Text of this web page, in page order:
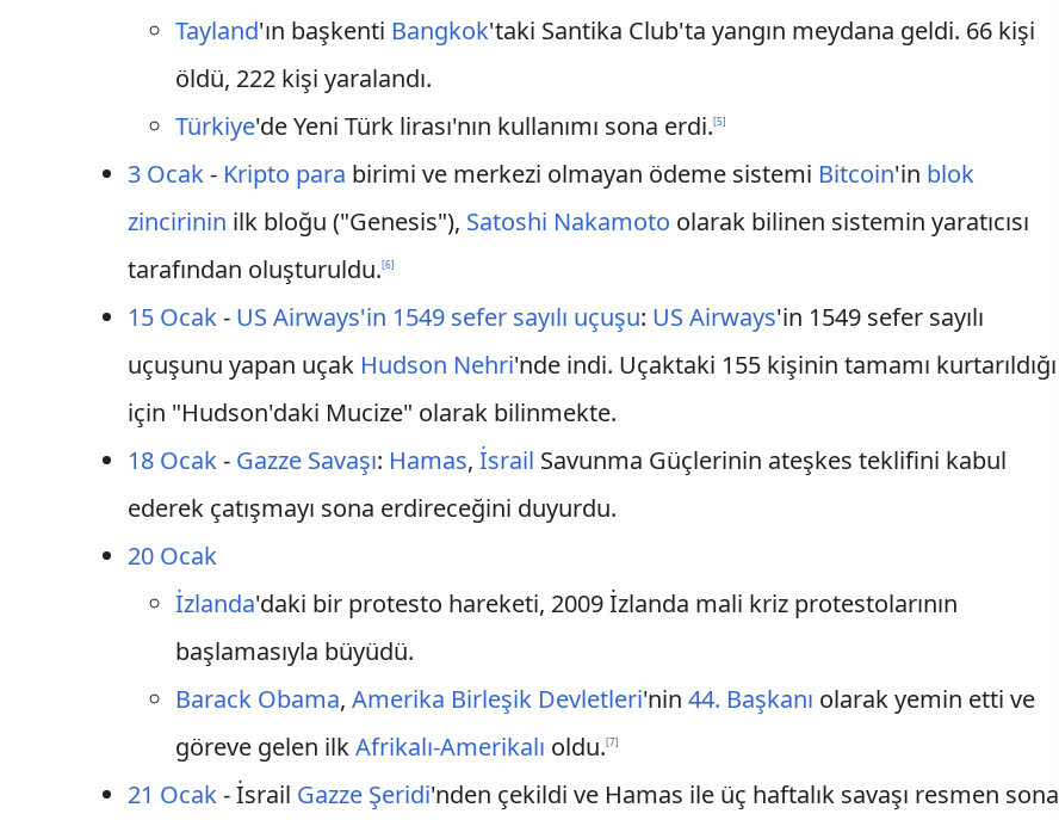
Tayland'ın başkenti Bangkok'taki Santika Club'ta yangın meydana geldi. 66 kişi
öldü, 222 kişi yaralandı.
Türkiye'de Yeni Türk lirası'nın kullanımı sona erdi.[5]
3 Ocak- Kripto para birimi ve merkezi olmayan ödeme sistemi Bitcoin'in blok
zincirinin ilk bloğu ("Genesis"), Satoshi Nakamoto olarak bilinen sistemin yaratıcısı
tarafından oluşturuldu.[6]
15 Ocak- US Airways'in 1549 sefer sayılı uçuşu: US Airways'in 1549 sefer sayılı
uçuşunu yapan uçak Hudson Nehri'nde indi. Uçaktaki 155 kişinin tamamı kurtarıldığı
için "Hudson'daki Mucize" olarak bilinmekte.
18 Ocak- Gazze Savaşı: Hamas,İsrail Savunma Güçlerinin ateşkes teklifini kabul
ederek çatışmayı sona erdireceğini duyurdu.
20 Ocak
İzlanda'daki bir protesto hareketi, 2009 İzlanda mali kriz protestolarının
başlamasıyla büyüdü.
Barack Obama,Amerika Birleşik Devletleri'nin44. Başkanı olarak yemin etti ve
göreve gelen ilkAfrikalı-Amerikalı oldu.[7]
21 Ocak- İsrail Gazze Şeridi'nden çekildi ve Hamas ile üç haftalık savaşı resmen sona